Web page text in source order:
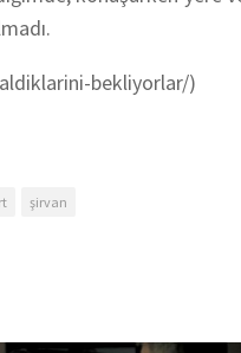
bekliyorlar/)
şirvan